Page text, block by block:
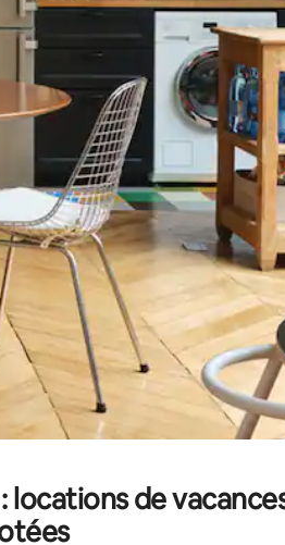
ou en appuyant et en faisant
de